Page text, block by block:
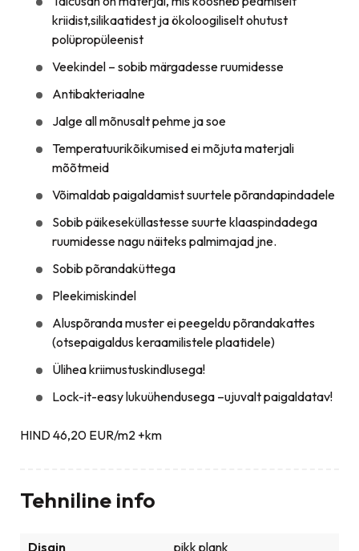
kriidist,silikaatidest ja ökoloogiliselt ohutust
polüpropüleenist
Veekindel – sobib märgadesse ruumidesse
Antibakteriaalne
Jalge all mõnusalt pehme ja soe
Temperatuurikõikumised ei mõjuta materjali
mõõtmeid
Võimaldab paigaldamist suurtele põrandapindadele
Sobib päikeseküllastesse suurte klaaspindadega
ruumidesse nagu näiteks palmimajad jne.
Sobib põrandaküttega
Pleekimiskindel
Aluspõranda muster ei peegeldu põrandakattes
(otsepaigaldus keraamilistele plaatidele)
Ülihea kriimustuskindlusega!
Lock-it-easy lukuühendusega –ujuvalt paigaldatav!
HIND 46,20 EUR/m2 +km
Tehniline info
Disain pikk plank